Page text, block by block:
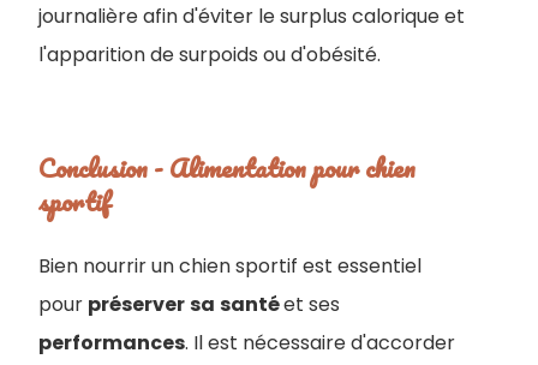
journalière afin d'éviter le surplus calorique et
l'apparition de surpoids ou d'obésité.
Conclusion - Alimentation pour chien
sportif
Bien nourrir un chien sportif est essentiel
pour préserversa santéet ses
performances. Il est nécessaire d'accorder